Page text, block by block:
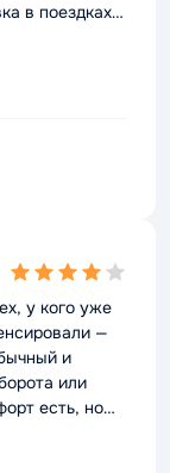
в поездках
дорого,
4,0
rating
у кого уже
—
и
или
есть, но
в поездках
дорого,
4,0
rating
у кого уже
—
и
или
есть, но